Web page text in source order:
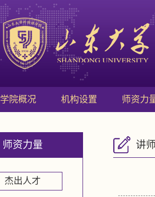
学院概况 机构设置 师资力
师资力量
杰出人才
讲